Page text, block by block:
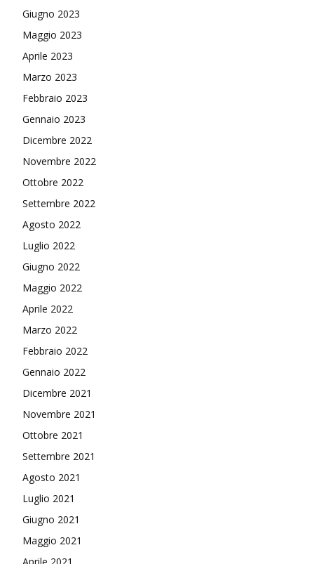
Giugno 2023
Maggio 2023
Aprile 2023
Marzo 2023
Febbraio 2023
Gennaio 2023
Dicembre 2022
Novembre 2022
Ottobre 2022
Settembre 2022
Agosto 2022
Luglio 2022
Giugno 2022
Maggio 2022
Aprile 2022
Marzo 2022
Febbraio 2022
Gennaio 2022
Dicembre 2021
Novembre 2021
Ottobre 2021
Settembre 2021
Agosto 2021
Luglio 2021
Giugno 2021
Maggio 2021